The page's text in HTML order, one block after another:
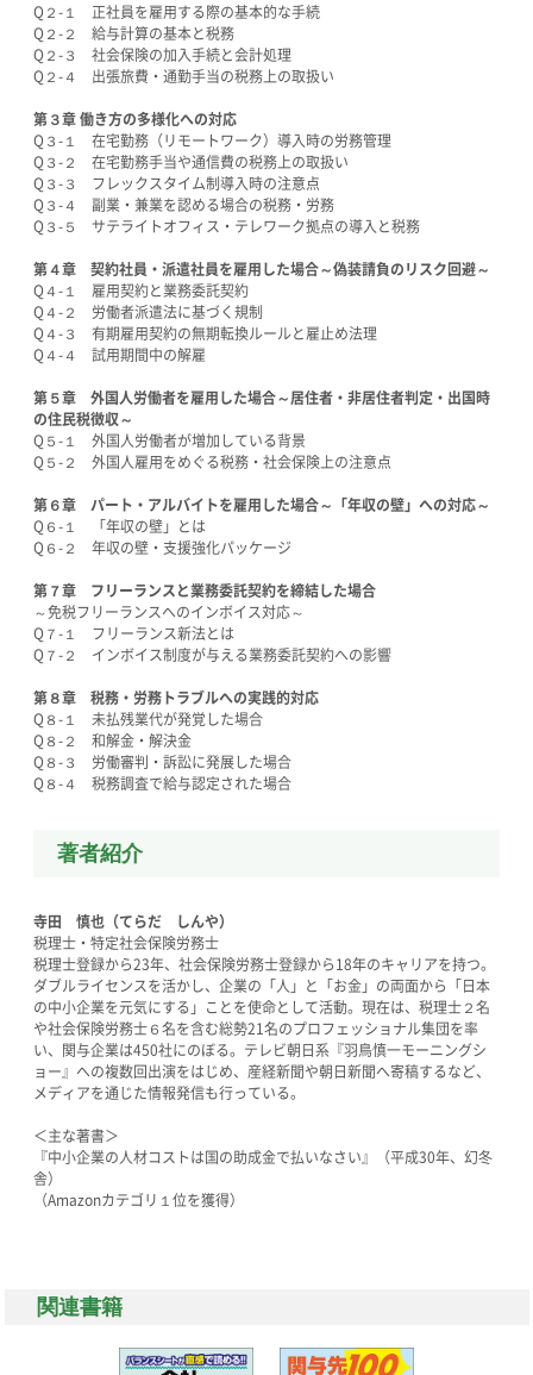
Q２-１ 正社員を雇用する際の基本的な手続
Q２-２ 給与計算の基本と税務
Q２-３ 社会保険の加入手続と会計処理
Q２-４ 出張旅費・通勤手当の税務上の取扱い
第３章 働き方の多様化への対応
Q３-１ 在宅勤務（リモートワーク）導入時の労務管理
Q３-２ 在宅勤務手当や通信費の税務上の取扱い
Q３-３ フレックスタイム制導入時の注意点
Q３-４ 副業・兼業を認める場合の税務・労務
Q３-５ サテライトオフィス・テレワーク拠点の導入と税務
第４章 契約社員・派遣社員を雇用した場合～偽装請負のリスク回避～
Q４-１ 雇用契約と業務委託契約
Q４-２ 労働者派遣法に基づく規制
Q４-３ 有期雇用契約の無期転換ルールと雇止め法理
Q４-４ 試用期間中の解雇
第５章 外国人労働者を雇用した場合～居住者・非居住者判定・出国時
の住民税徴収～
Q５-１ 外国人労働者が増加している背景
Q５-２ 外国人雇用をめぐる税務・社会保険上の注意点
第６章 パート・アルバイトを雇用した場合～「年収の壁」への対応～
Q６-１ 「年収の壁」とは
Q６-２ 年収の壁・支援強化パッケージ
第７章 フリーランスと業務委託契約を締結した場合
～免税フリーランスへのインボイス対応～
Q７-１ フリーランス新法とは
Q７-２ インボイス制度が与える業務委託契約への影響
第８章 税務・労務トラブルへの実践的対応
Q８-１ 未払残業代が発覚した場合
Q８-２ 和解金・解決金
Q８-３ 労働審判・訴訟に発展した場合
Q８-４ 税務調査で給与認定された場合
著者紹介
寺田 慎也（てらだ しんや）
税理士・特定社会保険労務士
税理士登録から23年、社会保険労務士登録から18年のキャリアを持つ。
ダブルライセンスを活かし、企業の「人」と「お金」の両面から「日本
の中小企業を元気にする」ことを使命として活動。現在は、税理士２名
や社会保険労務士６名を含む総勢21名のプロフェッショナル集団を率
い、関与企業は450社にのぼる。テレビ朝日系『羽鳥慎一モーニングシ
ョー』への複数回出演をはじめ、産経新聞や朝日新聞へ寄稿するなど、
メディアを通じた情報発信も行っている。
＜主な著書＞
『中小企業の人材コストは国の助成金で払いなさい』（平成30年、幻冬
舎）
（Amazonカテゴリ１位を獲得）
関連書籍